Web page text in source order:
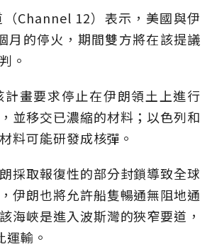
Channel 12）表示，美國與伊
月的停火，期間雙方將在該提議
。
畫要求停止在伊朗領土上進行
並移交已濃縮的材料；以色列和
料可能研發成核彈。
採取報復性的部分封鎖導致全球
伊朗也將允許船隻暢通無阻地通
海峽是進入波斯灣的狹窄要道，
輸。